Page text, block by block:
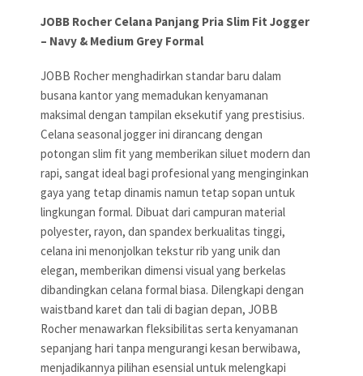
JOBB Rocher Celana Panjang Pria Slim Fit Jogger
– Navy & Medium Grey Formal
JOBB Rocher menghadirkan standar baru dalam
busana kantor yang memadukan kenyamanan
maksimal dengan tampilan eksekutif yang prestisius.
Celana seasonal jogger ini dirancang dengan
potongan slim fit yang memberikan siluet modern dan
rapi, sangat ideal bagi profesional yang menginginkan
gaya yang tetap dinamis namun tetap sopan untuk
lingkungan formal. Dibuat dari campuran material
polyester, rayon, dan spandex berkualitas tinggi,
celana ini menonjolkan tekstur rib yang unik dan
elegan, memberikan dimensi visual yang berkelas
dibandingkan celana formal biasa. Dilengkapi dengan
waistband karet dan tali di bagian depan, JOBB
Rocher menawarkan fleksibilitas serta kenyamanan
sepanjang hari tanpa mengurangi kesan berwibawa,
menjadikannya pilihan esensial untuk melengkapi